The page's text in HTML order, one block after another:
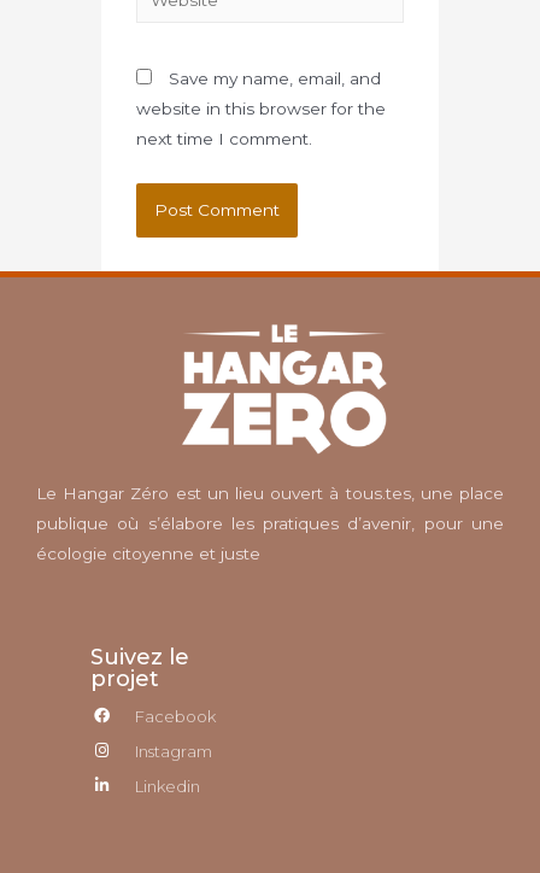
Save my name, email, and
website in this browser for the
next time I comment.
Le Hangar Zéro est un lieu ouvert à tous.tes, une place
publique où s’élabore les pratiques d’avenir, pour une
écologie citoyenne et juste
Suivez le
projet
Facebook
Instagram
Linkedin